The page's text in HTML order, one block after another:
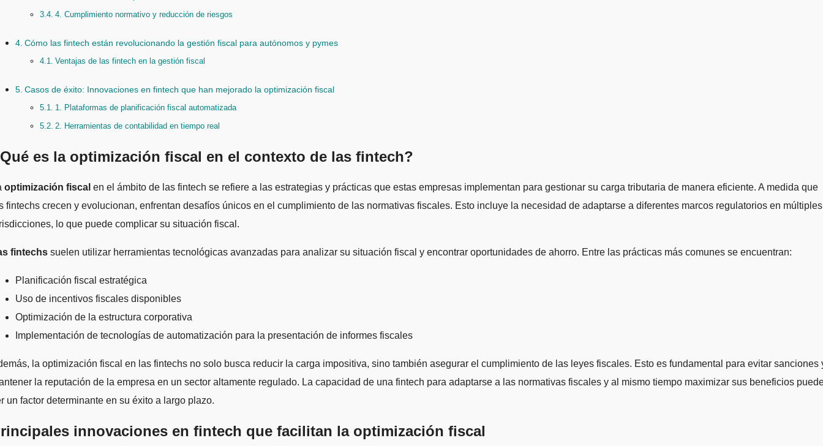
4. Cumplimiento normativo y reducción de riesgos
Cómo las fintech están revolucionando la gestión fiscal para autónomos y pymes
Ventajas de las fintech en la gestión fiscal
Casos de éxito: Innovaciones en fintech que han mejorado la optimización fiscal
1. Plataformas de planificación fiscal automatizada
2. Herramientas de contabilidad en tiempo real
es la optimización fiscal en el contexto de las fintech?
optimización fiscal en el ámbito de las fintech se refiere a las estrategias y prácticas que estas empresas implementan para gestionar su carga tributaria de manera eficiente. A medida que
fintechs crecen y evolucionan, enfrentan desafíos únicos en el cumplimiento de las normativas fiscales. Esto incluye la necesidad de adaptarse a diferentes marcos regulatorios en múltiples
lo que puede complicar su situación fiscal.
fintechs suelen utilizar herramientas tecnológicas avanzadas para analizar su situación fiscal y encontrar oportunidades de ahorro. Entre las prácticas más comunes se encuentran:
Planificación fiscal estratégica
Uso de incentivos fiscales disponibles
Optimización de la estructura corporativa
Implementación de tecnologías de automatización para la presentación de informes fiscales
la optimización fiscal en las fintechs no solo busca reducir la carga impositiva, sino también asegurar el cumplimiento de las leyes fiscales. Esto es fundamental para evitar sanciones
la reputación de la empresa en un sector altamente regulado. La capacidad de una fintech para adaptarse a las normativas fiscales y al mismo tiempo maximizar sus beneficios
un factor determinante en su éxito a largo plazo.
innovaciones en fintech que facilitan la optimización fiscal